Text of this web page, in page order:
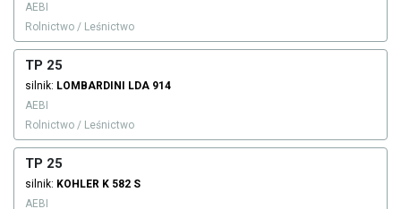
AEBI
Rolnictwo / Leśnictwo
TP 25
silnik: LOMBARDINI
LDA 914
AEBI
Rolnictwo / Leśnictwo
TP 25
silnik: KOHLER K 582 S
AEBI